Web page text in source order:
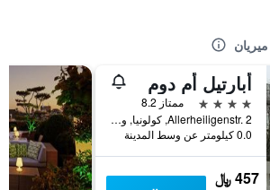
أبارتيل أم دوم
4 نجوم
ممتاز 8.2
Allerheiligenstr. 2, كولونيا, ولاية شمال الراين وستفاليا, ألمانيا
0.0 كيلومتر عن وسط المدينة
457 ﷼